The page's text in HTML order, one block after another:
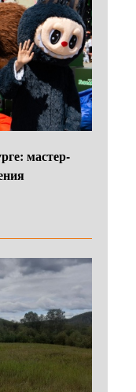
мастер-